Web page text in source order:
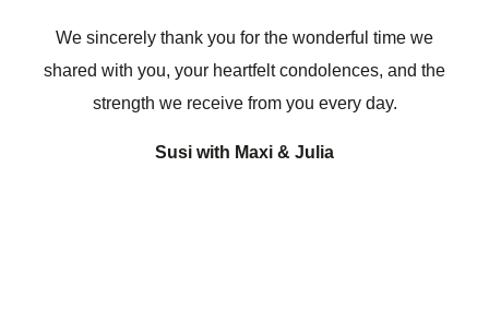
We sincerely thank you for the wonderful time we
shared with you, your heartfelt condolences, and the
strength we receive from you every day.
Susi with Maxi & Julia